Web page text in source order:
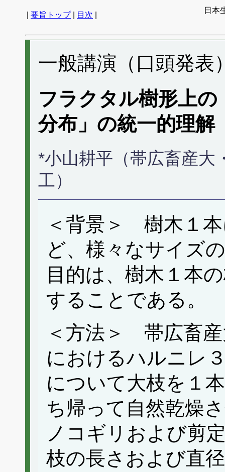
要旨トップ| 目次
日本
一般講演（口頭発表
フラクタル樹形上
分布」の統一的理解
*小山耕平（帯広畜産大
工）
＜背景＞ 樹木１
ど、様々なサイズ
目的は、樹木１本
することである。
＜方法＞ 帯広畜
におけるハルニレ
について大枝を１
ち帰って自然乾燥
ノコギリおよび剪
枝の長さおよび直